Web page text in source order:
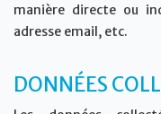
manière directe ou
adresse email, etc.
DONNÉES